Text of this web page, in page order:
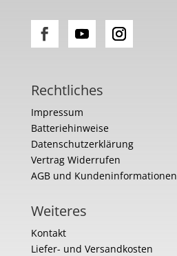
Rechtliches
Impressum
Batteriehinweise
Datenschutzerklärung
Vertrag Widerrufen
AGB und Kundeninformationen
Weiteres
Kontakt
Liefer- und Versandkosten